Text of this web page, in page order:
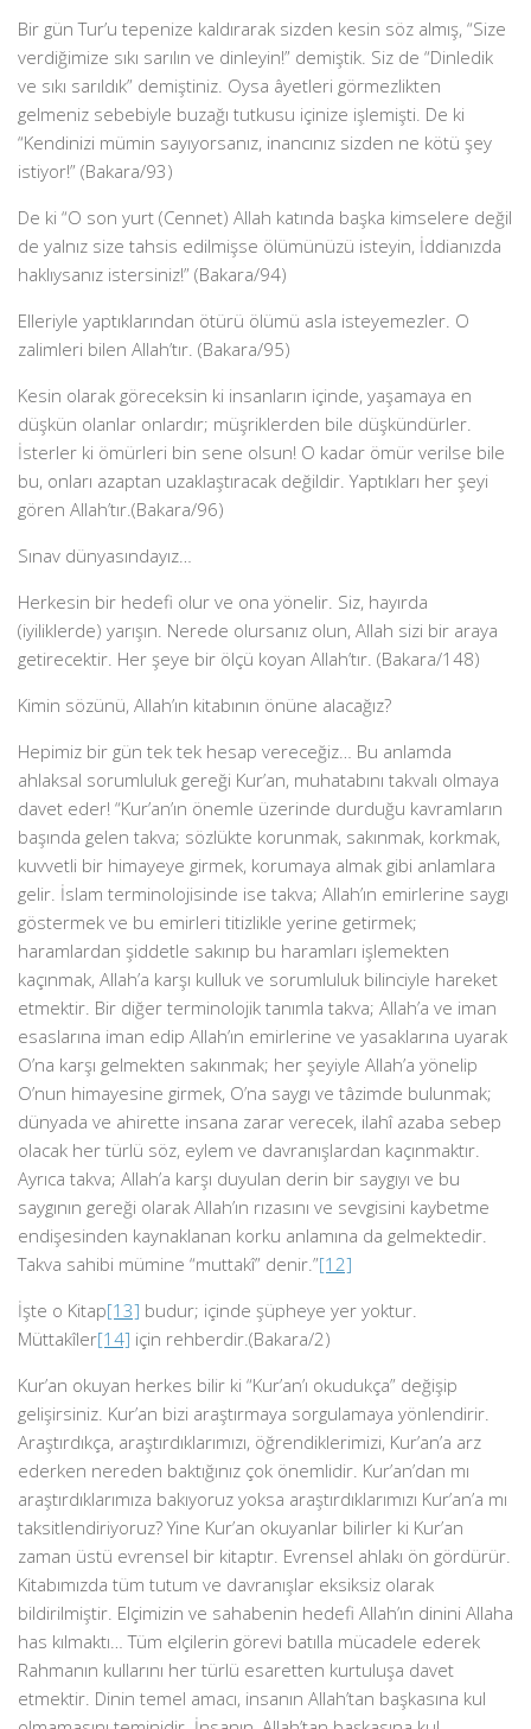
Bir gün Tur’u tepenize kaldırarak sizden kesin söz almış, “Size
verdiğimize sıkı sarılın ve dinleyin!” demiştik. Siz de “Dinledik
ve sıkı sarıldık” demiştiniz. Oysa âyetleri görmezlikten
gelmeniz sebebiyle buzağı tutkusu içinize işlemişti. De ki
“Kendinizi mümin sayıyorsanız, inancınız sizden ne kötü şey
istiyor!” (Bakara/93)
De ki “O son yurt (Cennet) Allah katında başka kimselere değil
de yalnız size tahsis edilmişse ölümünüzü isteyin, İddianızda
haklıysanız istersiniz!” (Bakara/94)
Elleriyle yaptıklarından ötürü ölümü asla isteyemezler. O
zalimleri bilen Allah’tır. (Bakara/95)
Kesin olarak göreceksin ki insanların içinde, yaşamaya en
düşkün olanlar onlardır; müşriklerden bile düşkündürler.
İsterler ki ömürleri bin sene olsun! O kadar ömür verilse bile
bu, onları azaptan uzaklaştıracak değildir. Yaptıkları her şeyi
gören Allah’tır.(Bakara/96)
Sınav dünyasındayız…
Herkesin bir hedefi olur ve ona yönelir. Siz, hayırda
(iyiliklerde) yarışın. Nerede olursanız olun, Allah sizi bir araya
getirecektir. Her şeye bir ölçü koyan Allah’tır. (Bakara/148)
Kimin sözünü, Allah’ın kitabının önüne alacağız?
Hepimiz bir gün tek tek hesap vereceğiz… Bu anlamda
ahlaksal sorumluluk gereği Kur’an, muhatabını takvalı olmaya
davet eder! “Kur’an’ın önemle üzerinde durduğu kavramların
başında gelen takva; sözlükte korunmak, sakınmak, korkmak,
kuvvetli bir himayeye girmek, korumaya almak gibi anlamlara
gelir. İslam terminolojisinde ise takva; Allah’ın emirlerine saygı
göstermek ve bu emirleri titizlikle yerine getirmek;
haramlardan şiddetle sakınıp bu haramları işlemekten
kaçınmak, Allah’a karşı kulluk ve sorumluluk bilinciyle hareket
etmektir. Bir diğer terminolojik tanımla takva; Allah’a ve iman
esaslarına iman edip Allah’ın emirlerine ve yasaklarına uyarak
O’na karşı gelmekten sakınmak; her şeyiyle Allah’a yönelip
O’nun himayesine girmek, O’na saygı ve tâzimde bulunmak;
dünyada ve ahirette insana zarar verecek, ilahî azaba sebep
olacak her türlü söz, eylem ve davranışlardan kaçınmaktır.
Ayrıca takva; Allah’a karşı duyulan derin bir saygıyı ve bu
saygının gereği olarak Allah’ın rızasını ve sevgisini kaybetme
endişesinden kaynaklanan korku anlamına da gelmektedir.
Takva sahibi mümine “muttakî” denir.”[12]
İşte o Kitap[13] budur; içinde şüpheye yer yoktur.
Müttakîler[14] için rehberdir.(Bakara/2)
Kur’an okuyan herkes bilir ki “Kur’an’ı okudukça” değişip
gelişirsiniz. Kur’an bizi araştırmaya sorgulamaya yönlendirir.
Araştırdıkça, araştırdıklarımızı, öğrendiklerimizi, Kur’an’a arz
ederken nereden baktığınız çok önemlidir. Kur’an’dan mı
araştırdıklarımıza bakıyoruz yoksa araştırdıklarımızı Kur’an’a mı
taksitlendiriyoruz? Yine Kur’an okuyanlar bilirler ki Kur’an
zaman üstü evrensel bir kitaptır. Evrensel ahlakı ön gördürür.
Kitabımızda tüm tutum ve davranışlar eksiksiz olarak
bildirilmiştir. Elçimizin ve sahabenin hedefi Allah’ın dinini Allaha
has kılmaktı… Tüm elçilerin görevi batılla mücadele ederek
Rahmanın kullarını her türlü esaretten kurtuluşa davet
etmektir. Dinin temel amacı, insanın Allah’tan başkasına kul